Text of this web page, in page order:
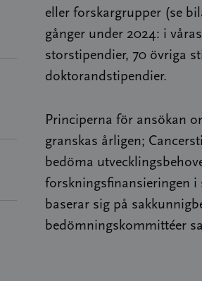
eller forskargrupper (se
gånger under 2024: i
storstipendier, 70 övriga
doktorandstipendier.
Principerna för ansökan
granskas årligen;
bedöma
forskningsfinansieringen i
baserar sig på
bedömningskommittéer